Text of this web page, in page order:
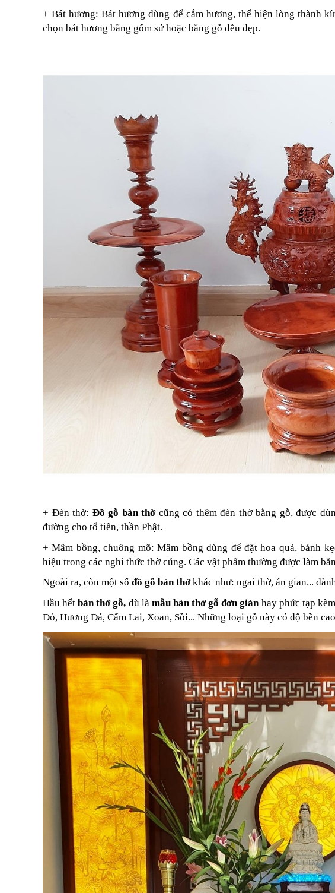
+ Bát hương: Bát hương dùng để cắm hương, thể hiện lòng thành
chọn bát hương bằng gốm sứ hoặc bằng gỗ đều đẹp.
+ Đèn thờ: Đồ gỗ bàn thờcũng có thêm đèn thờ bằng gỗ, được
đường cho tổ tiên, thần Phật.
+ Mâm bồng, chuông mõ: Mâm bồng dùng để đặt hoa quả, bánh
hiệu trong các nghi thức thờ cúng. Các vật phẩm thường được làm
Ngoài ra, còn một số đồ gỗ bàn thờkhác như: ngai thờ, án gian...
Hầu hếtbàn thờ gỗ, dù làmẫu bàn thờ gỗ đơn giản hay phức tạp kèm
Đỏ, Hương Đá, Cẩm Lai, Xoan, Sồi... Những loại gỗ này có độ bền